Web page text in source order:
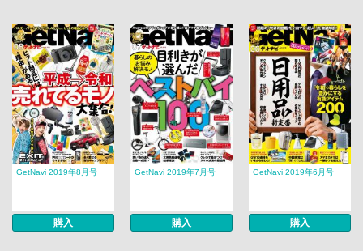
GetNavi 2019年8月号
購入
GetNavi 2019年7月号
購入
GetNavi 2019年6月号
購入